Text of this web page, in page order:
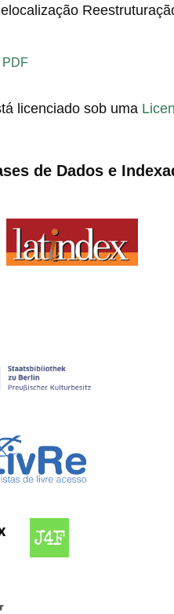
PDF
licenciado sob uma
de Dados e